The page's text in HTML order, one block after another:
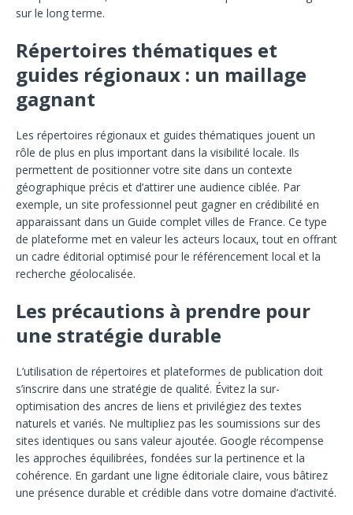
sur le long terme.
Répertoires thématiques et
guides régionaux : un maillage
gagnant
Les répertoires régionaux et guides thématiques jouent un
rôle de plus en plus important dans la visibilité locale. Ils
permettent de positionner votre site dans un contexte
géographique précis et d’attirer une audience ciblée. Par
exemple, un site professionnel peut gagner en crédibilité en
apparaissant dans un Guide complet villes de France. Ce type
de plateforme met en valeur les acteurs locaux, tout en offrant
un cadre éditorial optimisé pour le référencement local et la
recherche géolocalisée.
Les précautions à prendre pour
une stratégie durable
L’utilisation de répertoires et plateformes de publication doit
s’inscrire dans une stratégie de qualité. Évitez la sur-
optimisation des ancres de liens et privilégiez des textes
naturels et variés. Ne multipliez pas les soumissions sur des
sites identiques ou sans valeur ajoutée. Google récompense
les approches équilibrées, fondées sur la pertinence et la
cohérence. En gardant une ligne éditoriale claire, vous bâtirez
une présence durable et crédible dans votre domaine d’activité.